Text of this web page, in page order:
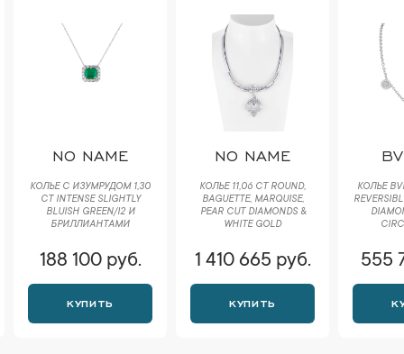
NO NAME
КОЛЬЕ С ИЗУМРУДОМ 1,30
CT INTENSE SLIGHTLY
BLUISH GREEN/I2 И
БРИЛЛИАНТАМИ
188 100 руб.
КУПИТЬ
NO NAME
КОЛЬЕ 11,06 CT ROUND,
BAGUETTE, MARQUISE,
PEAR CUT DIAMONDS &
WHITE GOLD
1 410 665 руб.
КУПИТЬ
КОЛЬЕ
555